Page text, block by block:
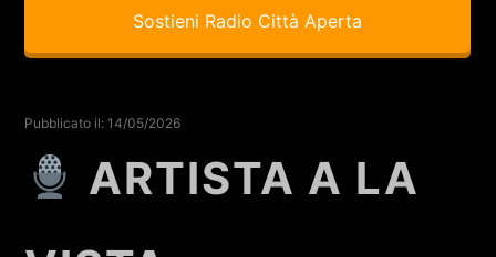
SPAZIO GESTITO DALLE COMUNITA'
STRANIERE
RCA - Radio città aperta
Sostieni Radio Città Aperta
Pubblicato il: 14/05/2026
ARTISTA A LA